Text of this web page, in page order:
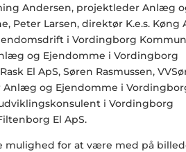
Andersen, projektleder Anlæg
Peter Larsen, direktør K.e.s. Køng
i Vordingborg
og Ejendomme i Vordingborg
El ApS, Søren Rasmussen,
Anlæg og Ejendomme i
i Vordingborg
El ApS.
mulighed for at være med på